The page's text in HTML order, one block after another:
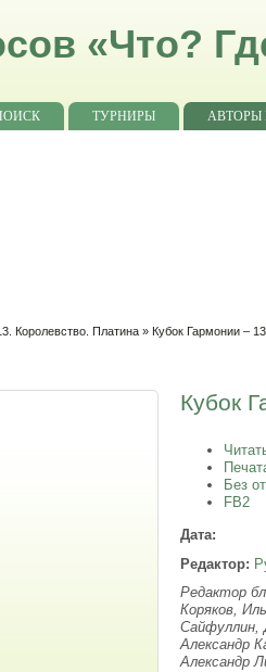
«Что?
ТУРНИРЫ АВТОРЫ
Королевство. Платина » Кубок Гармонии –
Кубок
Без
FB2
Дата:
Редактор:
Редактор
Коряков,
Сайфуллин,
Александр
Александр